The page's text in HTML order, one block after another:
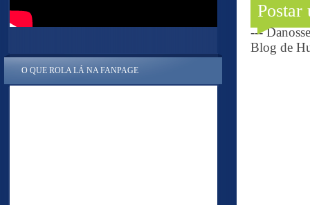
Postar
---
Blog de
O QUE ROLA LÁ NA FANPAGE